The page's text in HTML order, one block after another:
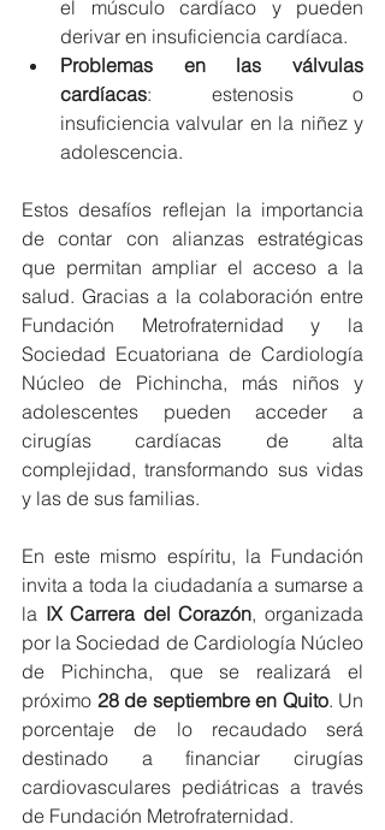
el músculo cardíaco y pueden
derivar en insuficiencia cardíaca.
Problemas en las válvulas
cardíacas: estenosis o
insuficiencia valvular en la niñez y
adolescencia.
Estos desafíos reflejan la importancia
de contar con alianzas estratégicas
que permitan ampliar el acceso a la
salud. Gracias a la colaboración entre
Fundación Metrofraternidad y la
Sociedad Ecuatoriana de Cardiología
Núcleo de Pichincha, más niños y
adolescentes pueden acceder a
cirugías cardíacas de alta
complejidad, transformando sus vidas
y las de sus familias.
En este mismo espíritu, la Fundación
invita a toda la ciudadanía a sumarse a
la IX Carrera del Corazón, organizada
por la Sociedad de Cardiología Núcleo
de Pichincha, que se realizará el
próximo 28 de septiembre en Quito. Un
porcentaje de lo recaudado será
destinado a financiar cirugías
cardiovasculares pediátricas a través
de Fundación Metrofraternidad.